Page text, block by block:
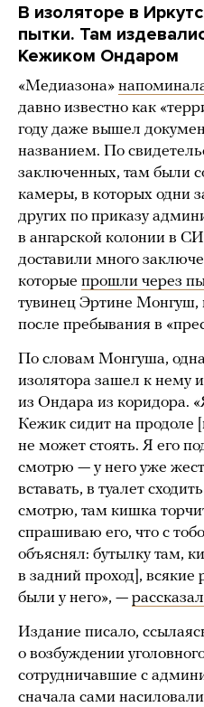
В изоляторе в
пытки. Там
Кежиком Ондаром
«Медиазона»
давно известно как
году даже вышел
названием. По
заключенных, там были
камеры, в которых одни
других по приказу
в ангарской колонии в
доставили много
которые прошли через
тувинец Эртине
после пребывания в
По словам Монгуша,
изолятора зашел к нему
из Ондара из коридора.
Кежик сидит на продоле
не может стоять. Я его
смотрю — у него уже
вставать, в туалет
смотрю, там кишка
спрашиваю его, что с
объяснял: бутылку там,
в задний проход],
были у него», — рассказал
Издание писало,
о возбуждении
сотрудничавшие с
сначала сами